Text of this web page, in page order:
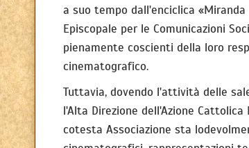
a suo tempo dall'enciclica
Episcopale per le Comunicazioni
pienamente coscienti della loro
cinematografico.
Tuttavia, dovendo l'attività delle
l'Alta Direzione dell'Azione
cotesta Associazione sta